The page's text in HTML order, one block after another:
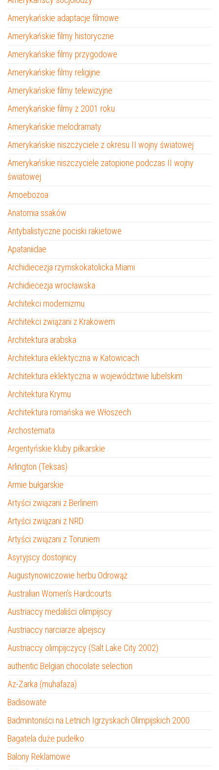
Amerykańskie adaptacje filmowe
Amerykańskie filmy historyczne
Amerykańskie filmy przygodowe
Amerykańskie filmy religijne
Amerykańskie filmy telewizyjne
Amerykańskie filmy z 2001 roku
Amerykańskie melodramaty
Amerykańskie niszczyciele z okresu II wojny światowej
Amerykańskie niszczyciele zatopione podczas II wojny
światowej
Amoebozoa
Anatomia ssaków
Antybalistyczne pociski rakietowe
Apataniidae
Archidiecezja rzymskokatolicka Miami
Archidiecezja wrocławska
Architekci modernizmu
Architekci związani z Krakowem
Architektura arabska
Architektura eklektyczna w Katowicach
Architektura eklektyczna w województwie lubelskim
Architektura Krymu
Architektura romańska we Włoszech
Archostemata
Argentyńskie kluby piłkarskie
Arlington (Teksas)
Armie bułgarskie
Artyści związani z Berlinem
Artyści związani z NRD
Artyści związani z Toruniem
Asyryjscy dostojnicy
Augustynowiczowie herbu Odrowąż
Australian Women’s Hardcourts
Austriaccy medaliści olimpijscy
Austriaccy narciarze alpejscy
Austriaccy olimpijczycy (Salt Lake City 2002)
authentic Belgian chocolate selection
Az-Zarka (muhafaza)
Badisowate
Badmintoniści na Letnich Igrzyskach Olimpijskich 2000
Bagatela duże pudełko
Balony Reklamowe